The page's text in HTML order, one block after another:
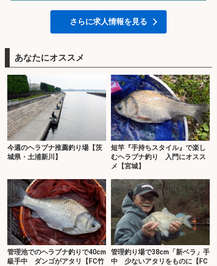
さらに求人情報を見る
あなたにオススメ
今週のヘラブナ推薦釣り場【茨
城県・土浦新川】
短竿『手持ちスタイル』で楽し
むヘラブナ釣り 入門にオスス
メ【宮城】
管理池でのヘラブナ釣りで40cm
級手中 ダンゴがアタリ【FC竹
管理釣り場で38cm「新ベラ」手
中 少ないアタリをものに【FC